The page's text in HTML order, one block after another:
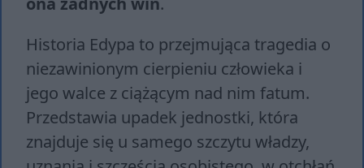
Historia Edypa to przejmująca tragedia o
niezawinionym cierpieniu człowieka i
jego walce z ciążącym nad nim fatum.
Przedstawia upadek jednostki, która
znajduje się u samego szczytu władzy,